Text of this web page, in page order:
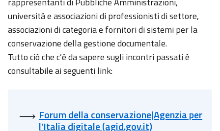
università e associazioni di professionisti di settore,
associazioni di categoria e fornitori di sistemi per la
conservazione della gestione documentale.
Tutto ciò che c’è da sapere sugli incontri passati è
consultabile ai seguenti link:
Forum della conservazione|Agenzia per
l'Italia digitale (agid.gov.it)